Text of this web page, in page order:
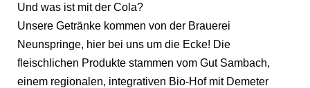
Und was ist mit der Cola?
Unsere Getränke kommen von der Brauerei
Neunspringe, hier bei uns um die Ecke! Die
fleischlichen Produkte stammen vom Gut Sambach,
einem regionalen, integrativen Bio-Hof mit Demeter